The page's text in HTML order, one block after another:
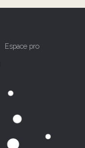
Espace pro